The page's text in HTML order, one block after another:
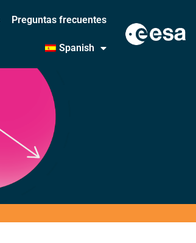
Preguntas frecuentes
Spanish